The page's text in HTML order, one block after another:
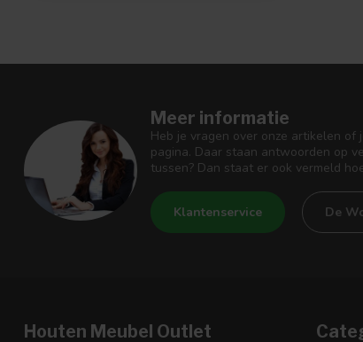
Meer informatie
Heb je vragen over onze artikelen of
pagina. Daar staan antwoorden op
tussen? Dan staat er ook vermeld
Klantenservice De
Houten Meubel Outlet